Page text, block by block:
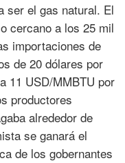
ser el gas natural. El
cercano a los 25 mil
importaciones de
de 20 dólares por
11 USD/MMBTU por
productores
alrededor de
se ganará el
de los gobernantes